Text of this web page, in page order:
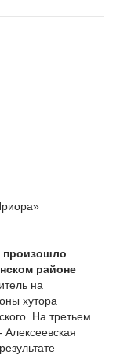
произошло
районе
на
хутора
На третьем